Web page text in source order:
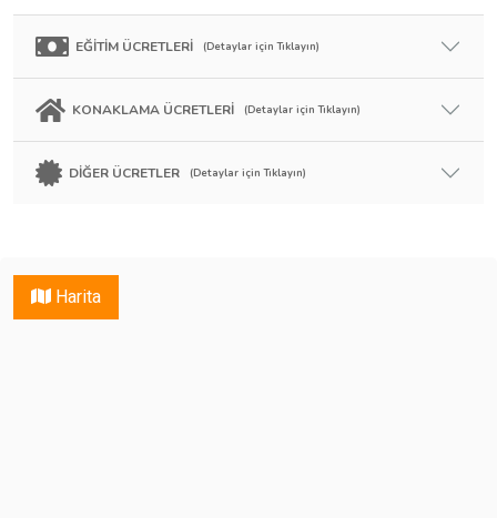
EĞİTİM ÜCRETLERİ (Detaylar için Tıklayın)
KONAKLAMA ÜCRETLERİ (Detaylar için Tıklayın)
DİĞER ÜCRETLER (Detaylar için Tıklayın)
Harita